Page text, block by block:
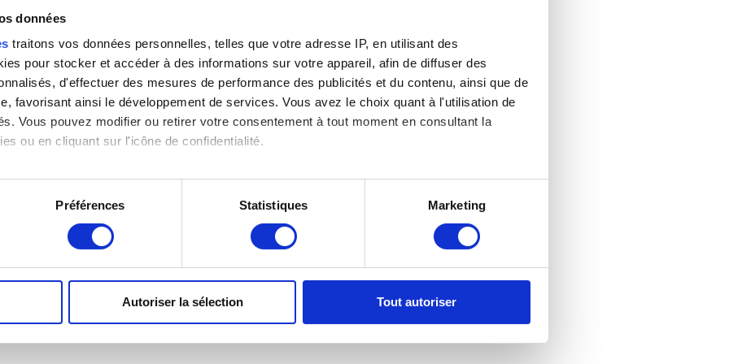
données
traitons vos données personnelles, telles que votre adresse IP, en utilisant des
pour stocker et accéder à des informations sur votre appareil, afin de diffuser des
d'effectuer des mesures de performance des publicités et du contenu, ainsi que de
favorisant ainsi le développement de services. Vous avez le choix quant à l'utilisation de
Vous pouvez modifier ou retirer votre consentement à tout moment en consultant la
ou en cliquant sur l'icône de confidentialité.
également :
sur votre localisation géographique qui peuvent être précises à plusieurs mètres près
de publicité et d'analyse, qui peuvent combiner celles-ci avec d'autres informations que
Préférences Statistiques Marketing
Autoriser la sélection Tout autoriser